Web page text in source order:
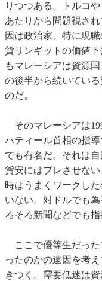
りつつある。トルコ
あたりから問題視さ
因は政治家、特に現
貨リンギットの価値
もマレーシアは資源
の後半から続いてい
のだ。
そのマレーシアは
ハティール首相の指
でも有名だ。それは
貨安にはブレさせな
時はうまくワークし
いない。対ドルでも
ろそろ新聞などでも指
ここで優等生だった
ったのかの遠因を考
きつく。需要低迷は